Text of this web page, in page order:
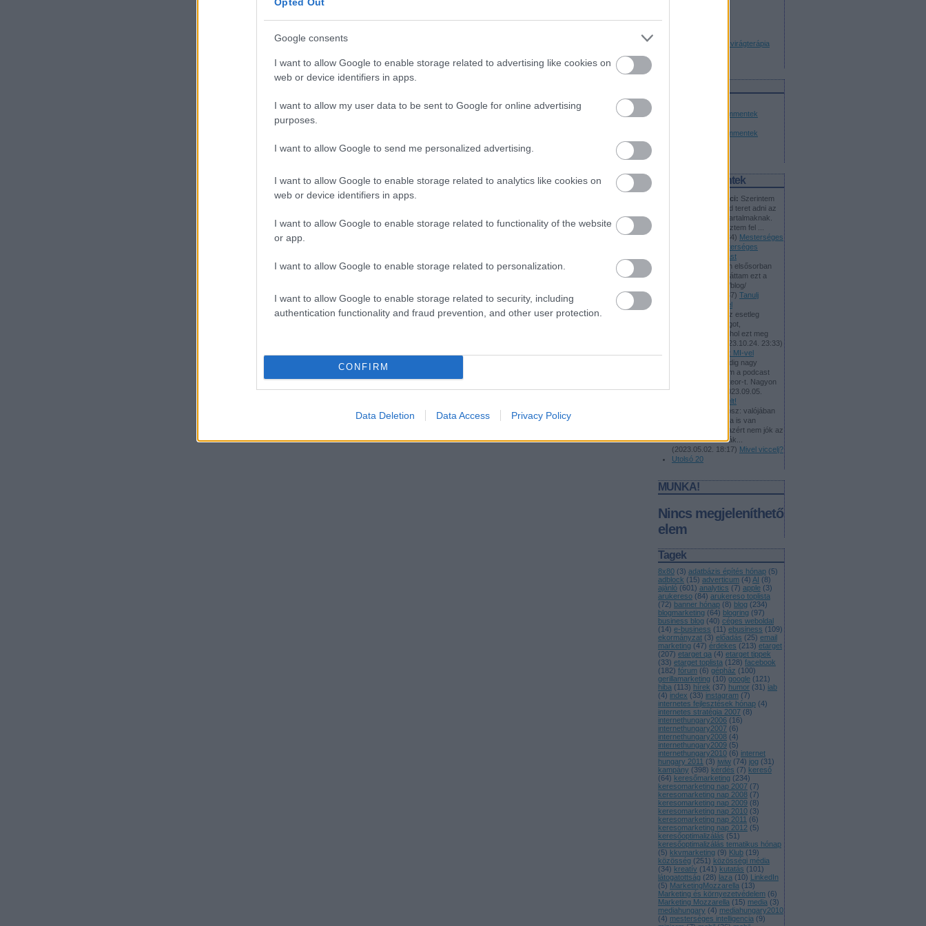
Google consents
I want to allow Google to enable storage related to advertising like cookies on
web or device identifiers in apps.
I want to allow my user data to be sent to Google for online advertising
purposes.
I want to allow Google to send me personalized advertising.
I want to allow Google to enable storage related to analytics like cookies on
web or device identifiers in apps.
I want to allow Google to enable storage related to functionality of the website
or app.
I want to allow Google to enable storage related to personalization.
I want to allow Google to enable storage related to security, including
authentication functionality and fraud prevention, and other user protection.
CONFIRM
Data Deletion Data Access Privacy Policy
Virágcseppek - Bach virágterápia
kommentek
kommentek
Utolsó kommentek
Mesterséges Geci: Szerintem
nem lenne szabad teret adni az
AI által készített tartalmaknak.
Mostanában fedeztem fel ...
2024.07.05. 07:34) Mesterséges
intelligencia, mesterséges
tartalmak - podcast
Itthon én elsősorban
Koren Balázsnál láttam ezt a
témát: kobak.org/blog/
2023.10.25. 19:37) Tanulj
dolgozni az MI-vel
Tudsz esetleg
ajánlani olyan blogot,
videósorozatot, ahol ezt meg
2023.10.24. 23:33)
Tanulj dolgozni az MI-vel
Mindig nagy
izgalommal vártam a podcast
adását a Meti Heteor-t. Nagyon
2023.09.05.
Jó utat, Kelt!
@Androsz: valójában
számos más téma is van
viccelni, és pont azért nem jók az
általad sorolt témák...
(2023.05.02. 18:17) Mivel viccelj?
Utolsó 20
MUNKA!
Nincs megjeleníthető
elem
Tagek
8x80 (3) adatbázis építés hónap (5)
adblock (15) adverticum (4) AI (8)
ajánló (601) analytics (7) apple (3)
arukereso (84) arukereso toplista
(72) banner hónap (8) blog (234)
blogmarketing (64) blogring (97)
business blog (40) céges weboldal
(14) e-business (11) ebusiness (109)
ekormányzat (3) előadás (25) email
marketing (47) érdekes (213) etarget
(207) etarget qa (4) etarget tippek
(33) etarget toplista (128) facebook
(182) fórum (6) gépház (100)
gerillamarketing (10) google (121)
hiba (113) hírek (37) humor (31) iab
(4) index (33) instagram (7)
internetes fejlesztések hónap (4)
internetes stratégia 2007 (8)
internethungary2006 (16)
internethungary2007 (6)
internethungary2008 (4)
internethungary2009 (5)
internethungary2010 (6) internet
hungary 2011 (3) iwiw (74) jog (31)
kampány (398) kérdés (7) kereső
(64) keresőmarketing (234)
keresomarketing nap 2007 (7)
keresomarketing nap 2008 (7)
keresomarketing nap 2009 (8)
keresomarketing nap 2010 (3)
keresomarketing nap 2011 (6)
keresomarketing nap 2012 (5)
keresőoptimalizálás (51)
keresőoptimalizálás tematikus hónap
(5) kkvmarketing (9) Klub (19)
közösség (251) közösségi média
(34) kreatív (141) kutatás (101)
látogatottság (28) laza (10) LinkedIn
(5) MarketingMozzarella (13)
Marketing és környezetvédelem (6)
Marketing Mozzarella (15) media (3)
mediahungary (4) mediahungary2010
(4) mesterséges intelligencia (9)